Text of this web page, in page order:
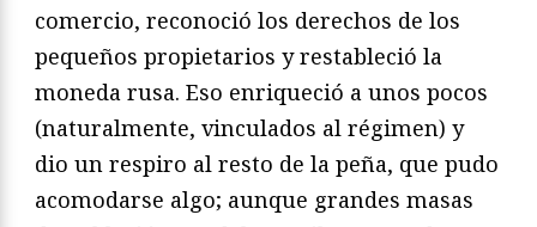
comercio, reconoció los derechos de los
pequeños propietarios y restableció la
moneda rusa. Eso enriqueció a unos pocos
(naturalmente, vinculados al régimen) y
dio un respiro al resto de la peña, que pudo
acomodarse algo; aunque grandes masas